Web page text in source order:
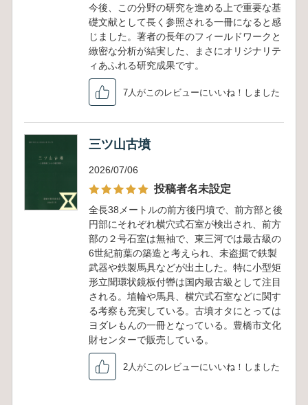
今後、この分野の研究を進める上で重要な基
礎文献として長く参照される一冊になると感
じました。著者の長年のフィールドワークと
緻密な分析が結実した、まさにオリジナリテ
ィあふれる研究成果です。
7人がこのレビューにいいね！しました
三ツ山古墳
2026/07/06
投稿者名未設定
全長38メートルの前方後円墳で、前方部と後
円部にそれぞれ横穴式石室が検出され、前方
部の２号石室は無袖で、東三河では最古級の
6世紀前葉の築造と考えられ、未盗掘で鉄製
武器や鉄製馬具などが出土した。特に小型矩
形立聞環状鏡板付轡は国内最古級として注目
される。埴輪や馬具、横穴式石室などに関す
る考察も充実している。古墳オタにとっては
ヨダレもんの一冊となっている。豊橋市文化
財センターで販売している。
2人がこのレビューにいいね！しました